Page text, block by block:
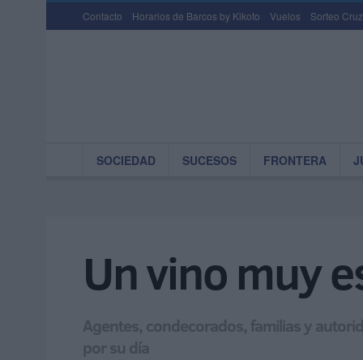
Contacto Horarios de Barcos by Kikoto Vuelos Sorteo
SOCIEDAD SUCESOS FRONTERA
Un vino muy
Agentes, condecorados, familias y
por su día